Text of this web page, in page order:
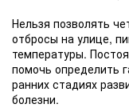
Нельзя позволять
отбросы на улице,
температуры.
помочь определить
ранних стадиях
болезни.